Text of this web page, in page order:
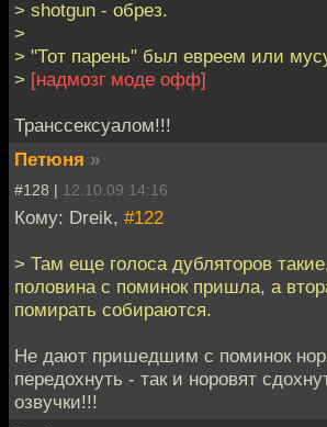
> shotgun - обрез.
>
> "Тот парень" был евреем или
> [надмозг моде офф]
Транссексуалом!!!
Петюня »
#128 | 12.10.09 14:16
Кому: Dreik, #122
> Там еще голоса дубляторов
половина с поминок пришла, а
помирать собираются.
Не дают пришедшим с поминок
передохнуть - так и норовят
озвучки!!!